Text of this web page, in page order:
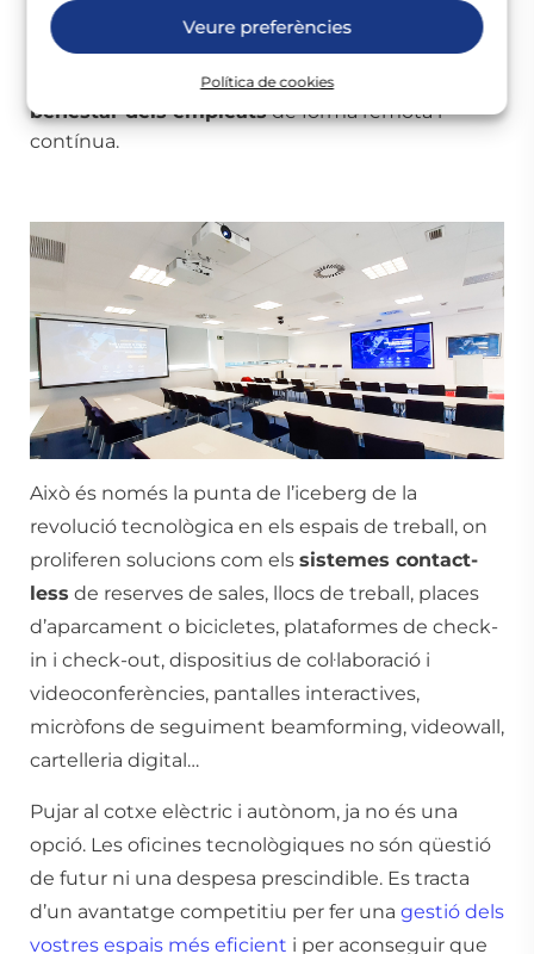
Veure preferències
Política de cookies
Existeixen sensors ambientals basats en
programari Cloud i Big Data, que permeten
recollir informació i mesurar aquest indicador del
benestar dels empleatsde forma remota i
contínua.
Això és només la punta de l’iceberg de la
revolució tecnològica en els espais de treball, on
proliferen solucions com els sistemes contact-
less de reserves de sales, llocs de treball, places
d’aparcament o bicicletes, plataformes de check-
in i check-out, dispositius de col·laboració i
videoconferències, pantalles interactives,
micròfons de seguiment beamforming, videowall,
cartelleria digital…
Pujar al cotxe elèctric i autònom, ja no és una
opció. Les oficines tecnològiques no són qüestió
de futur ni una despesa prescindible. Es tracta
d’un avantatge competitiu per fer una gestió dels
vostres espais més eficient i per aconseguir que